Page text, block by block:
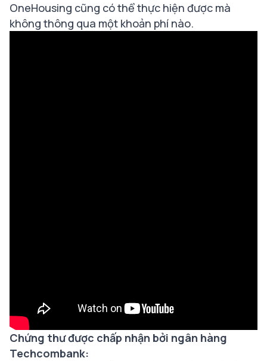
OneHousing cũng có thể thực hiện được mà
không thông qua một khoản phí nào.
Chứng thư được chấp nhận bởi ngân hàng
Techcombank: